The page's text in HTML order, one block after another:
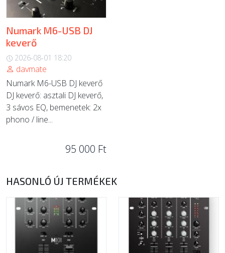
Numark M6-USB DJ
keverő
2026-08-01 18:20
davmate
Numark M6-USB DJ keverő
DJ keverő: asztali DJ keverő,
3 sávos EQ, bemenetek: 2x
phono / line...
95 000 Ft
HASONLÓ ÚJ TERMÉKEK